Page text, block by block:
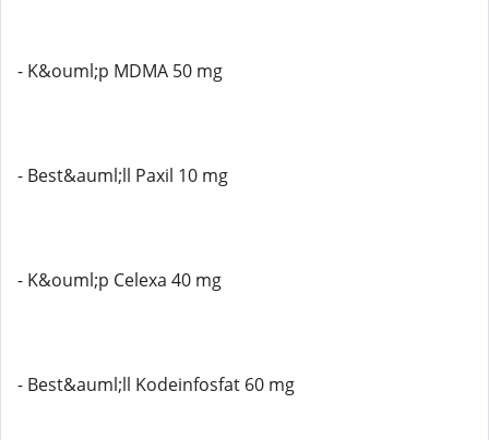
- K&ouml;p MDMA 50 mg
- Best&auml;ll Paxil 10 mg
- K&ouml;p Celexa 40 mg
- Best&auml;ll Kodeinfosfat 60 mg